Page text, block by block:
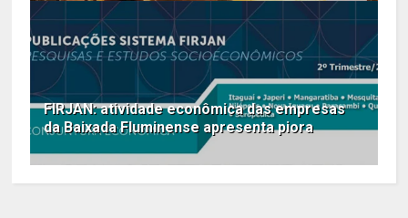
FIRJAN: atividade econômica das empresas
da Baixada Fluminense apresenta piora